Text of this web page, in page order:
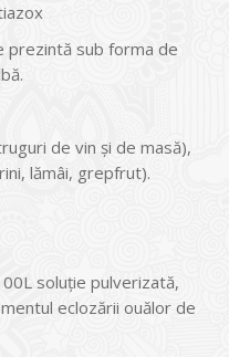
prezintă sub forma de
de vin și de masă),
lămâi, grepfrut).
soluţie pulverizată,
eclozării ouălor de